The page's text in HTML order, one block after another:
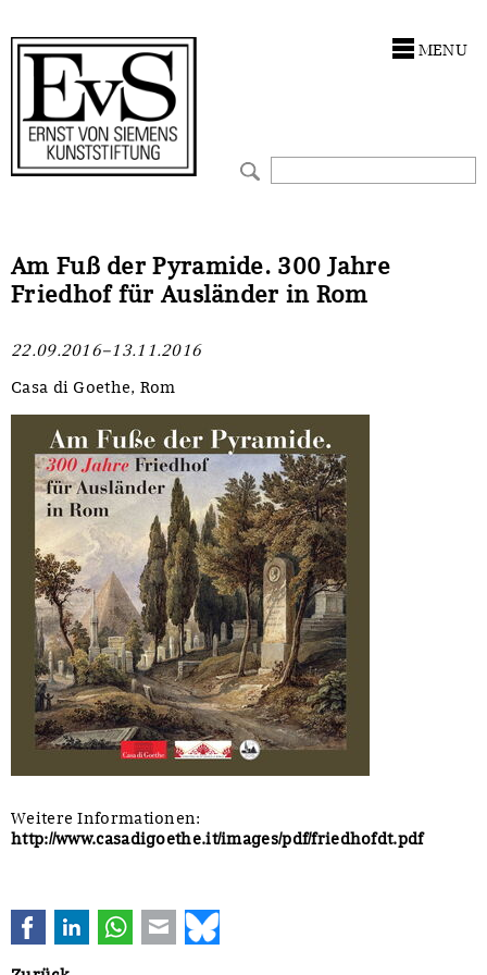
MENU
Am Fuß der Pyramide. 300 Jahre
Friedhof für Ausländer in Rom
22.09.2016–13.11.2016
Casa di Goethe, Rom
Weitere Informationen:
http://www.casadigoethe.it/images/pdf/friedhofdt.pdf
FacebookLinkedInWhatsApp
E-mail
Förderphilosophie
Gremien
Presse und Neuigkeiten
Stellenangebote
Ankauf
Restaurierungen
Werkverzeichnisse
UKRAINE-Förderlinie